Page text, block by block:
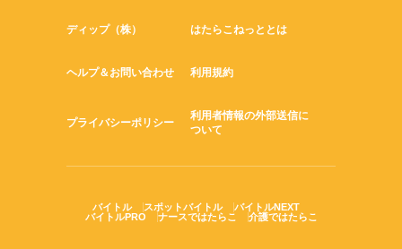
ディップ（株） はたらこねっととは
ヘルプ＆お問い合わせ 利用規約
プライバシーポリシー
利用者情報の外部送信に
ついて
バイトル スポットバイトル
バイトルNEXT
バイトルPRO
ナースではたらこ 介護ではたらこ